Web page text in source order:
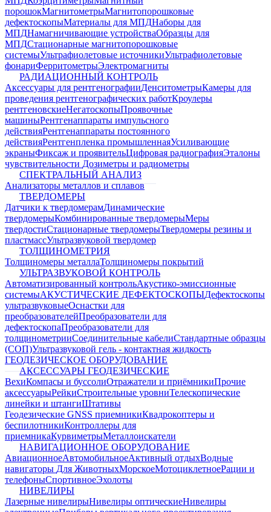
порошокМагнитометрыМагнитопорошковые
дефектоскопыМатериалы для МПДНаборы для
МПДНамагничивающие устройстваОбразцы для
МПДСтационарные магнитопорошковые
системыУльтрафиолетовые источникиУльтрафиолетовые
фонариФерритометрыЭлектромагниты
РАДИАЦИОННЫЙ КОНТРОЛЬ
Аксессуары для рентгенографииДенситометрыКамеры для
проведения рентгенографических работКроулеры
рентгеновскиеНегатоскопыПроявочные
машиныРентгенаппараты импульсного
действияРентгенаппараты постоянного
действияРентгенпленка промышленнаяУсиливающие
экраныФиксаж и проявительЦифровая радиографияЭталоны
чувствительности Дозиметры и радиометры
СПЕКТРАЛЬНЫЙ АНАЛИЗ
Анализаторы металлов и сплавов
ТВЕРДОМЕРЫ
Датчики к твердомерамДинамические
твердомерыКомбинированные твердомерыМеры
твердостиСтационарные твердомерыТвердомеры резины и
пластмассУльтразвуковой твердомер
ТОЛЩИНОМЕТРИЯ
Толщиномеры металлаТолщиномеры покрытий
УЛЬТРАЗВУКОВОЙ КОНТРОЛЬ
Автоматизированный контрольАкустико-эмиссионные
системыАКУСТИЧЕСКИЕ ДЕФЕКТОСКОПЫДефектоскопы
ультразвуковыеОснастки для
преобразователейПреобразователи для
дефектоскопаПреобразователи для
толщинометрииСоединительные кабелиСтандартные образцы
(СОП)Ультразвуковой гель - контактная жидкость
ГЕОДЕЗИЧЕСКОЕ ОБОРУДОВАНИЕ
АКСЕССУАРЫ ГЕОДЕЗИЧЕСКИЕ
ВехиКомпасы и буссолиОтражатели и приёмникиПрочие
аксессуарыРейкиСтроительные уровниТелескопические
линейки и штангиШтативы
Геодезические GNSS приемникиКвадрокоптеры и
беспилотникиКонтроллеры для
приемникаКурвиметрыМеталлоискатели
НАВИГАЦИОННОЕ ОБОРУДОВАНИЕ
АвиационноеАвтомобильноеАктивный отдыхВодные
навигаторы Для ЖивотныхМорскоеМотоциклетноеРации и
телефоныСпортивноеЭхолоты
НИВЕЛИРЫ
Лазерные нивелирыНивелиры оптическиеНивелиры